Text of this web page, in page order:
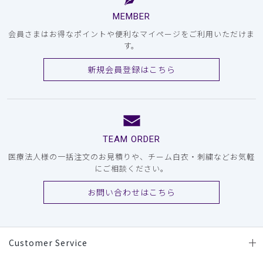
MEMBER
会員さまはお得なポイントや便利なマイページをご利用いただけま
す。
新規会員登録はこちら
TEAM ORDER
医療法人様の一括注文のお見積りや、チーム白衣・刺繍などお気軽
にご相談ください。
お問い合わせはこちら
Customer Service